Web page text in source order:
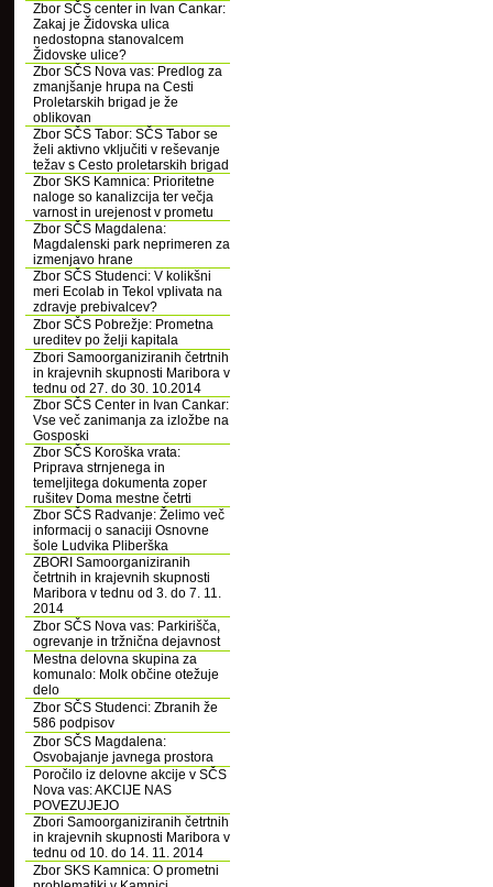
Zbor SČS center in Ivan Cankar:
Zakaj je Židovska ulica
nedostopna stanovalcem
Židovske ulice?
Zbor SČS Nova vas: Predlog za
zmanjšanje hrupa na Cesti
Proletarskih brigad je že
oblikovan
Zbor SČS Tabor: SČS Tabor se
želi aktivno vključiti v reševanje
težav s Cesto proletarskih brigad
Zbor SKS Kamnica: Prioritetne
naloge so kanalizcija ter večja
varnost in urejenost v prometu
Zbor SČS Magdalena:
Magdalenski park neprimeren za
izmenjavo hrane
Zbor SČS Studenci: V kolikšni
meri Ecolab in Tekol vplivata na
zdravje prebivalcev?
Zbor SČS Pobrežje: Prometna
ureditev po želji kapitala
Zbori Samoorganiziranih četrtnih
in krajevnih skupnosti Maribora v
tednu od 27. do 30. 10.2014
Zbor SČS Center in Ivan Cankar:
Vse več zanimanja za izložbe na
Gosposki
Zbor SČS Koroška vrata:
Priprava strnjenega in
temeljitega dokumenta zoper
rušitev Doma mestne četrti
Zbor SČS Radvanje: Želimo več
informacij o sanaciji Osnovne
šole Ludvika Pliberška
ZBORI Samoorganiziranih
četrtnih in krajevnih skupnosti
Maribora v tednu od 3. do 7. 11.
2014
Zbor SČS Nova vas: Parkirišča,
ogrevanje in tržnična dejavnost
Mestna delovna skupina za
komunalo: Molk občine otežuje
delo
Zbor SČS Studenci: Zbranih že
586 podpisov
Zbor SČS Magdalena:
Osvobajanje javnega prostora
Poročilo iz delovne akcije v SČS
Nova vas: AKCIJE NAS
POVEZUJEJO
Zbori Samoorganiziranih četrtnih
in krajevnih skupnosti Maribora v
tednu od 10. do 14. 11. 2014
Zbor SKS Kamnica: O prometni